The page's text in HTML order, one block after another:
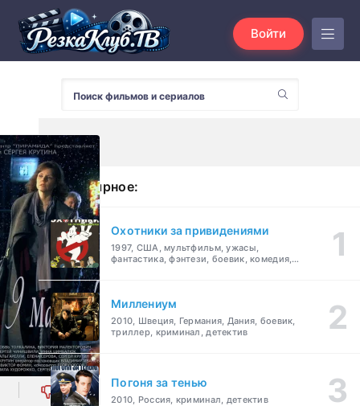
Войти
0
Популярное:
Охотники за привидениями
1997, США, мультфильм, ужасы,
фантастика, фэнтези, боевик, комедия,
Миллениум
2010, Швеция, Германия, Дания, боевик,
триллер, криминал, детектив
Погоня за тенью
2010, Россия, криминал, детектив